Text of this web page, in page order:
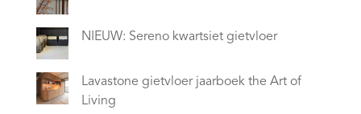
NIEUW: Sereno kwartsiet gietvloer
Lavastone gietvloer jaarboek the Art of
Living